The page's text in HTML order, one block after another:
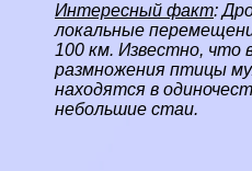
Интересный факт:
локальные
100 км. Известно, что
размножения птицы
находятся в
небольшие стаи.